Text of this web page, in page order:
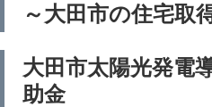
～大田市の住宅取
大田市太陽光発電
助金